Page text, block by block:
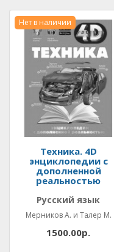
Нет в наличии
Техника. 4D
энциклопедии с
дополненной
реальностью
Русский язык
Мерников А. и Талер М.
1500.00р.